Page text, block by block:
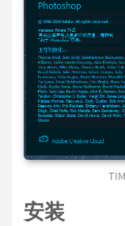
安装